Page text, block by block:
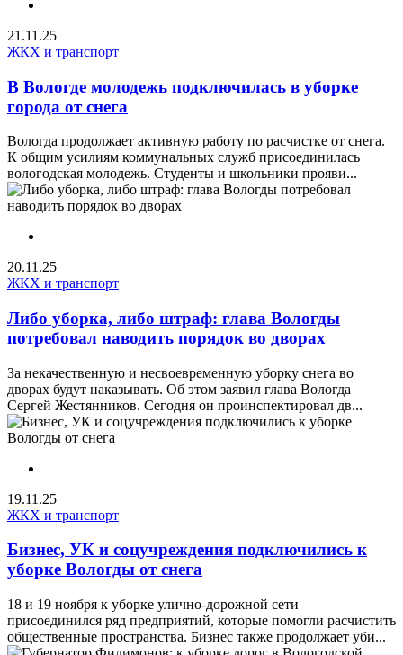
21.11.25
ЖКХ и транспорт
В Вологде молодежь подключилась в уборке
города от снега
Вологда продолжает активную работу по расчистке от снега.
К общим усилиям коммунальных служб присоединилась
вологодская молодежь. Студенты и школьники прояви...
20.11.25
ЖКХ и транспорт
Либо уборка, либо штраф: глава Вологды
потребовал наводить порядок во дворах
За некачественную и несвоевременную уборку снега во
дворах будут наказывать. Об этом заявил глава Вологда
Сергей Жестянников. Сегодня он проинспектировал дв...
19.11.25
ЖКХ и транспорт
Бизнес, УК и соцучреждения подключились к
уборке Вологды от снега
18 и 19 ноября к уборке улично-дорожной сети
присоединился ряд предприятий, которые помогли расчистить
общественные пространства. Бизнес также продолжает уби...